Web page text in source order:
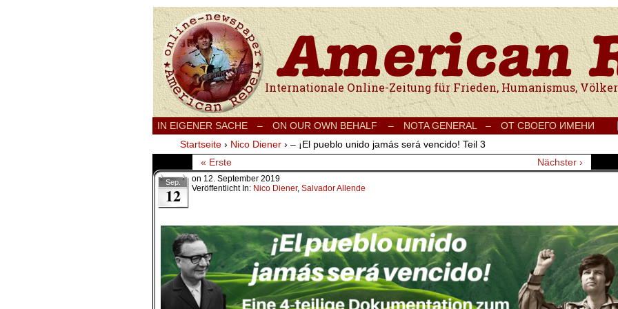
Internationale Onlinezeitung für Frieden, Humanismus, Völkerverständigung und
IN EIGENER SACHE – ON OUR OWN BEHALF – NOTA GENERAL – ОТ СВОЕГО ИМЕНИ
Startseite › Nico Diener › – ¡El pueblo unido jamás será vencido! Teil 3
« Erste
Nächster ›
Sep.
12
on 12. September 2019
Veröffentlicht In: Nico Diener, Salvador Allende